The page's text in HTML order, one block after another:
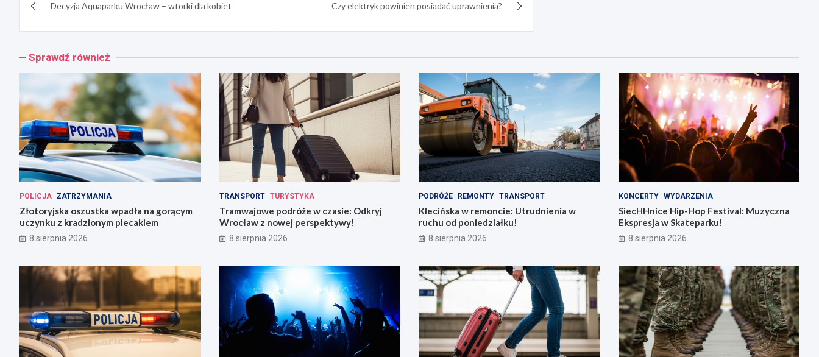
wpisuDecyzja Aquaparku Wrocław – wtorki dla kobiet Czy elektryk powinien posiadać uprawnienia?
Sprawdź również
POLICJA ZATRZYMANIA
Złotoryjska oszustka wpadła na gorącym
uczynku z kradzionym plecakiem
8 sierpnia 2026
TRANSPORT TURYSTYKA
Tramwajowe podróże w czasie: Odkryj
Wrocław z nowej perspektywy!
8 sierpnia 2026
PODRÓŻE REMONTY TRANSPORT
Klecińska w remoncie: Utrudnienia w
ruchu od poniedziałku!
8 sierpnia 2026
KONCERTY WYDARZENIA
SiecHHnice Hip-Hop Festival: Muzyczna
Ekspresja w Skateparku!
8 sierpnia 2026